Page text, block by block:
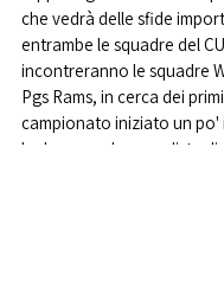
che vedrà delle sfide
entrambe le squadre del
incontreranno le squadre
Pgs Rams, in cerca dei
campionato iniziato un
le due squadre capoliste di